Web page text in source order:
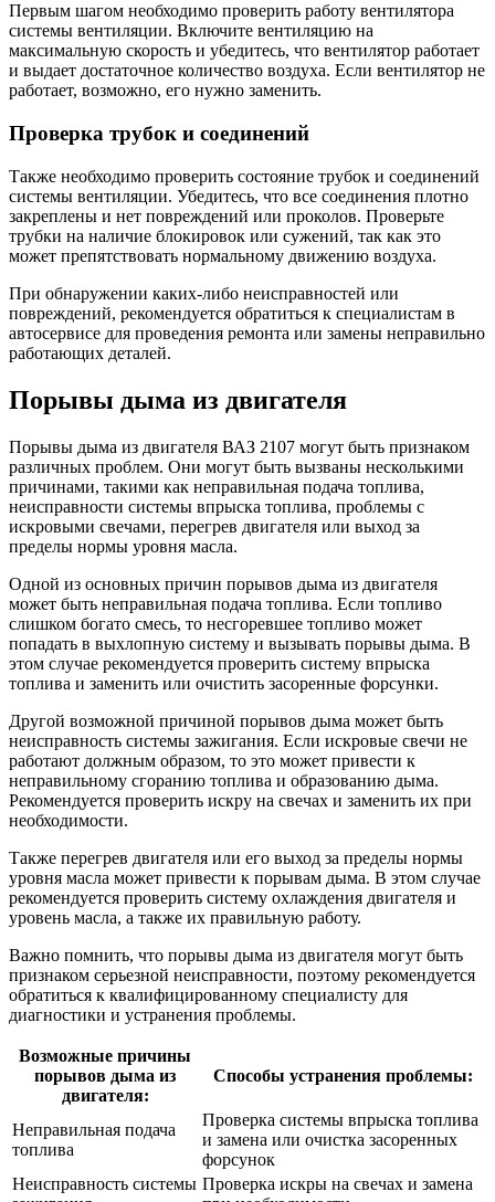
Первым шагом необходимо проверить работу вентилятора
системы вентиляции. Включите вентиляцию на
максимальную скорость и убедитесь, что вентилятор работает
и выдает достаточное количество воздуха. Если вентилятор не
работает, возможно, его нужно заменить.
Проверка трубок и соединений
Также необходимо проверить состояние трубок и соединений
системы вентиляции. Убедитесь, что все соединения плотно
закреплены и нет повреждений или проколов. Проверьте
трубки на наличие блокировок или сужений, так как это
может препятствовать нормальному движению воздуха.
При обнаружении каких-либо неисправностей или
повреждений, рекомендуется обратиться к специалистам в
автосервисе для проведения ремонта или замены неправильно
работающих деталей.
Порывы дыма из двигателя
Порывы дыма из двигателя ВАЗ 2107 могут быть признаком
различных проблем. Они могут быть вызваны несколькими
причинами, такими как неправильная подача топлива,
неисправности системы впрыска топлива, проблемы с
искровыми свечами, перегрев двигателя или выход за
пределы нормы уровня масла.
Одной из основных причин порывов дыма из двигателя
может быть неправильная подача топлива. Если топливо
слишком богато смесь, то несгоревшее топливо может
попадать в выхлопную систему и вызывать порывы дыма. В
этом случае рекомендуется проверить систему впрыска
топлива и заменить или очистить засоренные форсунки.
Другой возможной причиной порывов дыма может быть
неисправность системы зажигания. Если искровые свечи не
работают должным образом, то это может привести к
неправильному сгоранию топлива и образованию дыма.
Рекомендуется проверить искру на свечах и заменить их при
необходимости.
Также перегрев двигателя или его выход за пределы нормы
уровня масла может привести к порывам дыма. В этом случае
рекомендуется проверить систему охлаждения двигателя и
уровень масла, а также их правильную работу.
Важно помнить, что порывы дыма из двигателя могут быть
признаком серьезной неисправности, поэтому рекомендуется
обратиться к квалифицированному специалисту для
диагностики и устранения проблемы.
Возможные причины
порывов дыма из
двигателя:
Способы устранения проблемы:
Неправильная подача
топлива
Проверка системы впрыска топлива
и замена или очистка засоренных
форсунок
Неисправность системы Проверка искры на свечах и замена